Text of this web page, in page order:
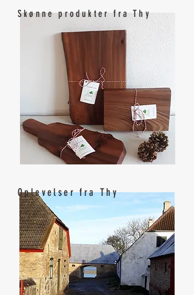
Skønne produkter fra Thy
Oplevelser fra Thy